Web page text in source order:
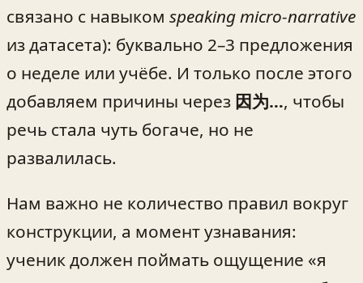
связано с навыком speaking micro-narrative
из датасета): буквально 2–3 предложения
о неделе или учёбе. И только после этого
добавляем причины через 因为…, чтобы
речь стала чуть богаче, но не
развалилась.
Нам важно не количество правил вокруг
конструкции, а момент узнавания:
ученик должен поймать ощущение «я